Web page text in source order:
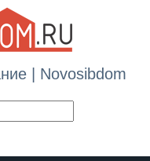
| Novosibdom